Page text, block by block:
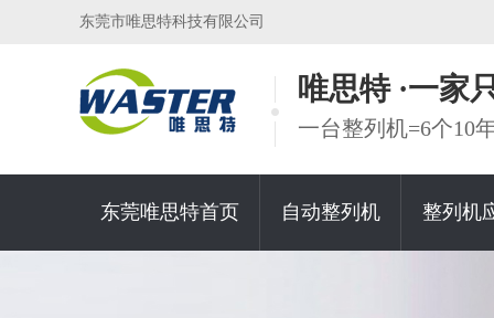
东莞市唯思特科技有限公司
唯思特 ·一家
一台整列机=6个10
东莞唯思特首页 自动整列机 整列机